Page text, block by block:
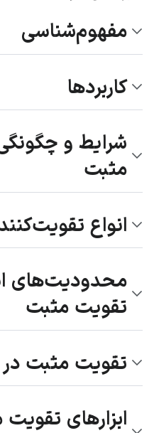
مفهوم‌شناسی
کاربردها
شرایط و
مثبت
انواع
محدودیت‌های
تقویت مثبت
تقویت مثبت در
ابزارهای